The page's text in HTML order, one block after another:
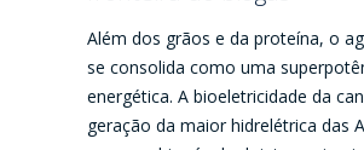
Além dos grãos e da proteína, o
se consolida como uma
energética. A bioeletricidade da
geração da maior hidrelétrica das